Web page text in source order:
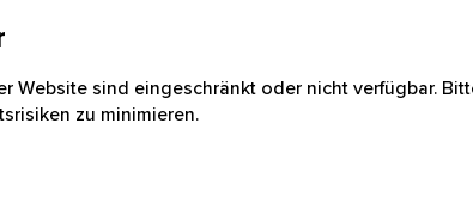
Website sind eingeschränkt oder nicht verfügbar.
zu minimieren.